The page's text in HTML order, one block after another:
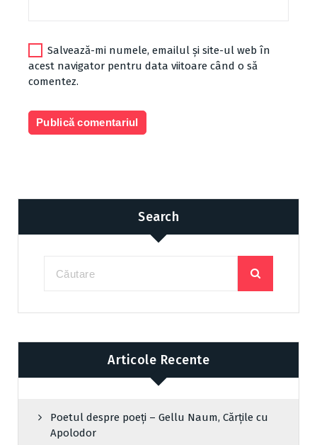
Salvează-mi numele, emailul și site-ul web în
acest navigator pentru data viitoare când o să
comentez.
Search
Articole Recente
Poetul despre poeți – Gellu Naum, Cărțile cu
Apolodor